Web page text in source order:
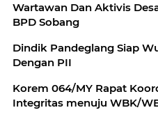
Wartawan Dan Aktivis
BPD Sobang
Dindik Pandeglang Siap
Dengan PII
Korem 064/MY Rapat
Integritas menuju WBK/